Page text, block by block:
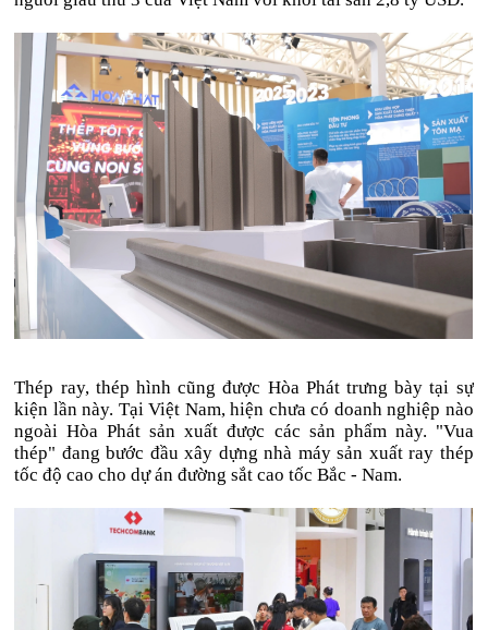
Thép ray, thép hình cũng được Hòa Phát trưng bày tại sự
kiện lần này. Tại Việt Nam, hiện chưa có doanh nghiệp nào
ngoài Hòa Phát sản xuất được các sản phẩm này. "Vua
thép" đang bước đầu xây dựng nhà máy sản xuất ray thép
tốc độ cao cho dự án đường sắt cao tốc Bắc - Nam.